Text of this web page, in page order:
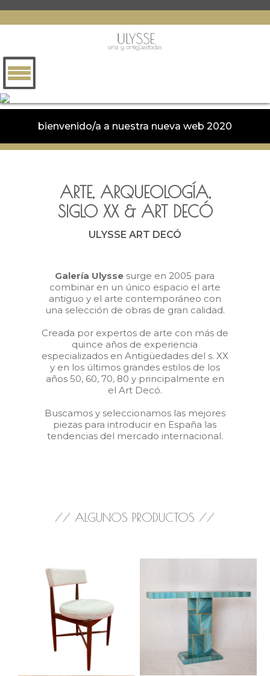
bienvenido/a a nuestra nueva web 2020
ARTE, ARQUEOLOGÍA,
SIGLO XX &ART DECÓ
ULYSSE ART DECÓ
Galería Ulysse surge en 2005 para
combinar en un único espacio el arte
antiguo y el arte contemporáneo con
una selección de obras de gran calidad.
Creada por expertos de arte con más de
quince años de experiencia
especializados en Antigüedades del s. XX
y en los últimos grandes estilos de los
años 50, 60, 70, 80 y principalmente en
el Art Decó.
Buscamos y seleccionamos las mejores
piezas para introducir en España las
tendencias del mercado internacional.
// ALGUNOS PRODUCTOS //